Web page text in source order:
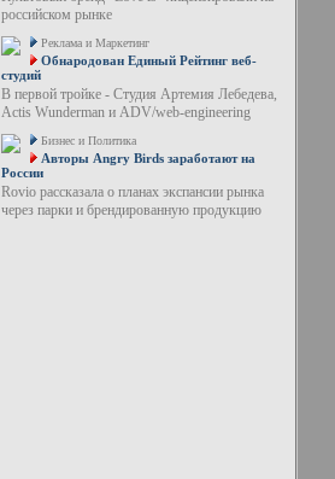
российском рынке
Реклама и Маркетинг
Обнародован Единый Рейтинг веб-
студий
В первой тройке - Студия Артемия Лебедева,
Actis Wunderman и ADV/web-engineering
Бизнес и Политика
Авторы Angry Birds заработают на
России
Rovio рассказала о планах экспансии рынка
через парки и брендированную продукцию